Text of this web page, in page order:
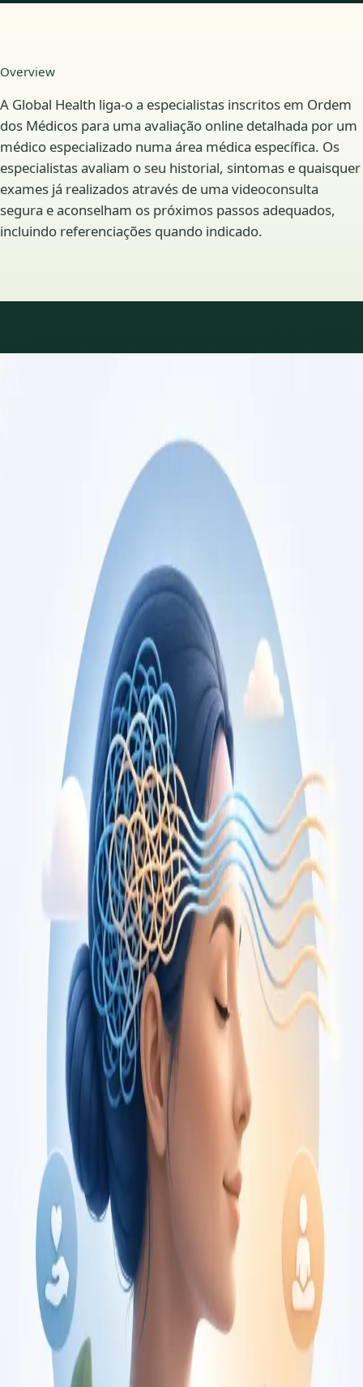
Overview
A Global Health liga-o a especialistas inscritos em Ordem
dos Médicos para uma avaliação online detalhada por um
médico especializado numa área médica específica. Os
especialistas avaliam o seu historial, sintomas e quaisquer
exames já realizados através de uma videoconsulta
segura e aconselham os próximos passos adequados,
incluindo referenciações quando indicado.
disponíveis
Perfis actualizados à medida que a equipa cresce.
Consulta de Cardiologia
Consulta com cardiologista registado na Ordem
dos Médicos. Avaliação de risco cardiovascular,
gestão de doença cardíaca, e segundas
opiniões, por videochamada segura.
Consulta de Cardiologia
Marcar consulta
Consulta de Oncologia
Segunda opinião independente sobre diagnóstico ou plano de
tratamento oncológico, com oncologista médico registado na
Ordem dos Médicos. Apoio também em cuidados paliativos.
Saiba mais Consulta de Oncologia
Marcar consulta
Specialist
Consulta de Pediatria
Consulta com pediatra registado no Colégio de Pediatria da
Ordem dos Médicos. Avaliação especializada para condições
complexas, crónicas, e de desenvolvimento, por
videochamada.